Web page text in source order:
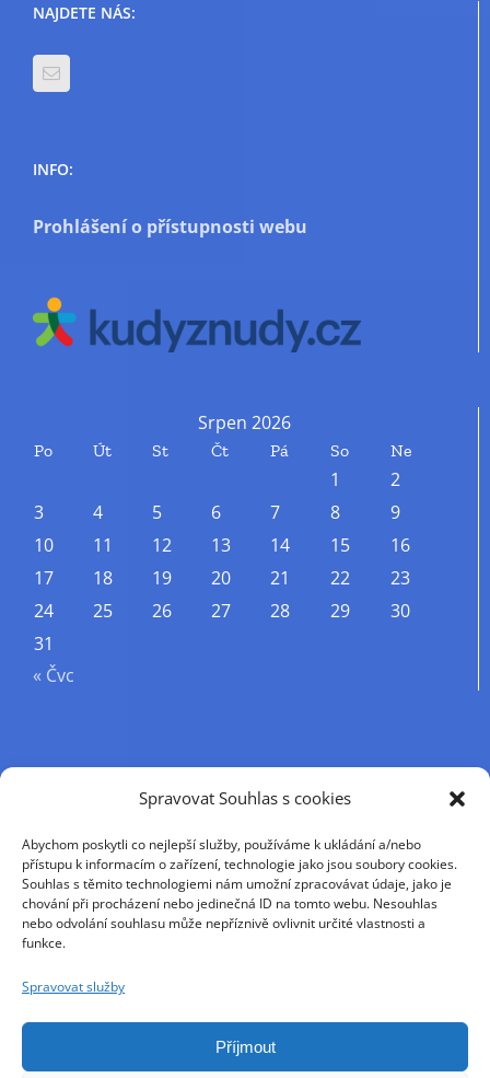
Spravovat Souhlas s cookies
Abychom poskytli co nejlepší služby, používáme k ukládání a/nebo
přístupu k informacím o zařízení, technologie jako jsou soubory cookies.
Souhlas s těmito technologiemi nám umožní zpracovávat údaje, jako je
chování při procházení nebo jedinečná ID na tomto webu. Nesouhlas
nebo odvolání souhlasu může nepříznivě ovlivnit určité vlastnosti a
funkce.
Spravovat služby
Příjmout
NAJDETE NÁS:
INFO:
Prohlášení o přístupnosti webu
Srpen 2026
Po Út St Čt Pá So Ne
1
2
3
4 5 6 7 8
9
10
11 12 13 14 15
16
17
18 19 20 21 22
23
24
25 26 27 28 29
30
31
« Čvc
Příjmení
Křestní jméno
E-mail
Pokračováním přijímáte zásady ochrany osobních